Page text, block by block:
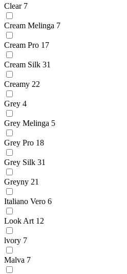
Clear 7
Cream Melinga 7
Cream Pro 17
Cream Silk 31
Creamy 22
Grey 4
Grey Melinga 5
Grey Pro 18
Grey Silk 31
Greyny 21
Italiano Vero 6
Look Art 12
lvory 7
Malva 7